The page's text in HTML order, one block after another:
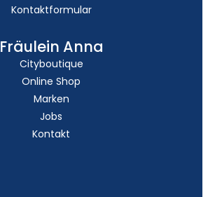
Kontaktformular
Fräulein Anna
Cityboutique
Online Shop
Marken
Jobs
Kontakt